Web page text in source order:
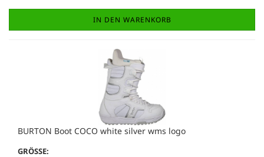
IN DEN WARENKORB
BURTON Boot COCO white silver wms logo
GRÖSSE: